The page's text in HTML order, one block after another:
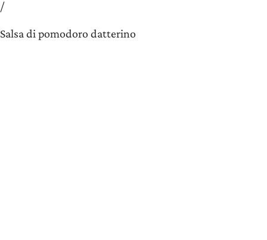
/
Salsa di pomodoro datterino